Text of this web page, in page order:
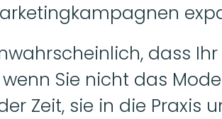
dass
Sie nicht das
Zeit, sie in die Praxis